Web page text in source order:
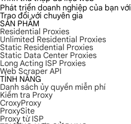
Phát triển doanh nghiệp của bạn
Trao đổi với chuyên gia
SẢN PHẨM
Residential Proxies
Unlimited Residential Proxies
Static Residential Proxies
Static Data Center Proxies
Long Acting ISP Proxies
Web Scraper API
TÍNH NĂNG
Danh sách ủy quyền miễn phí
Kiểm tra Proxy
CroxyProxy
ProxySite
Proxy từ ISP